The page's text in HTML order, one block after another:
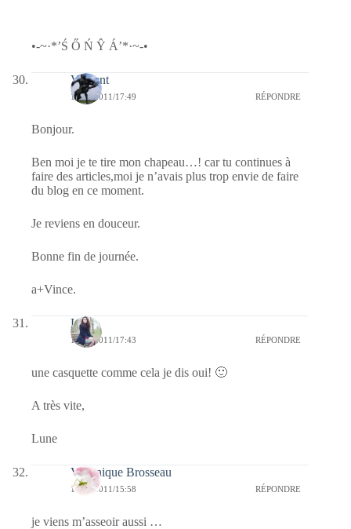
•-~·*’Ś Ő Ń Ŷ Á’*·~-•
Vincent
16/06/2011/17:49 RÉPONDRE
Bonjour.
Ben moi je te tire mon chapeau…! car tu continues à
faire des articles,moi je n’avais plus trop envie de faire
du blog en ce moment.
Je reviens en douceur.
Bonne fin de journée.
a+Vince.
Lune
16/06/2011/17:43 RÉPONDRE
une casquette comme cela je dis oui! 🙂
A très vite,
Lune
Véronique Brosseau
16/06/2011/15:58 RÉPONDRE
je viens m’asseoir aussi …